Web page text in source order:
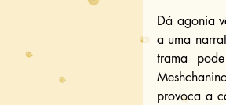
Dá agonia
a uma
trama
provoca a